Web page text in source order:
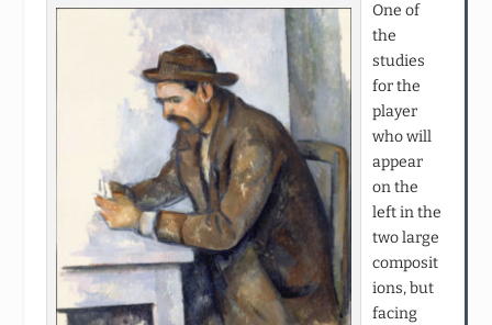
One of
the
studies
for the
player
who will
appear
on the
left in the
two large
composit
ions, but
facing